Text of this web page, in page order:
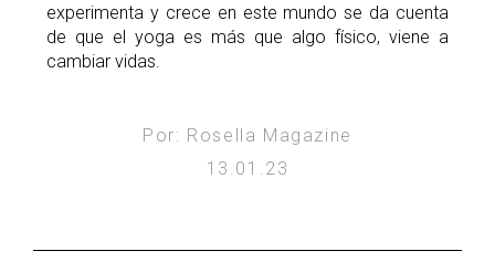
experimenta y crece en este mundo se da cuenta
de que el yoga es más que algo físico, viene a
cambiar vidas.
Por: Rosella Magazine
13.01.23